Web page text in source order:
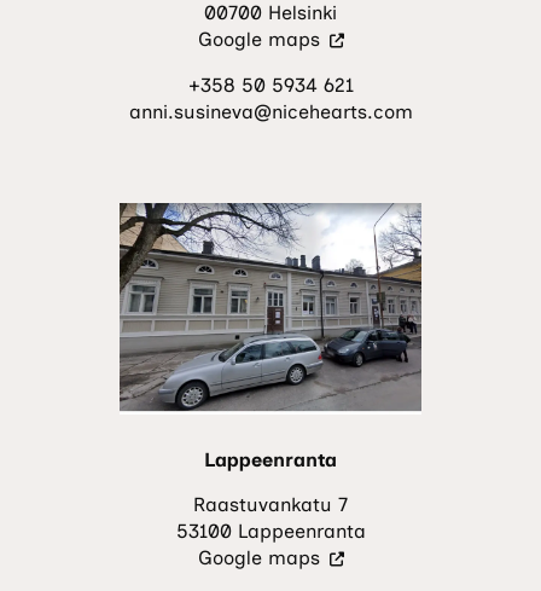
00700 Helsinki
Google maps(Vieraile
sivustolla.
Linkki
välilehteen.)
+358 50 5934 621
anni.susineva@nicehearts.com
Lappeenranta
Raastuvankatu 7
53100 Lappeenranta
Google maps(Vieraile